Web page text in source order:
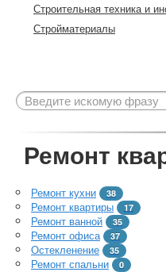
Строительная техника и
Стройматериалы
Ремонт
Ремонт кухни 38
Ремонт квартиры 17
Ремонт ванной 35
Ремонт офиса 37
Остекленение 35
Ремонт спальни 0